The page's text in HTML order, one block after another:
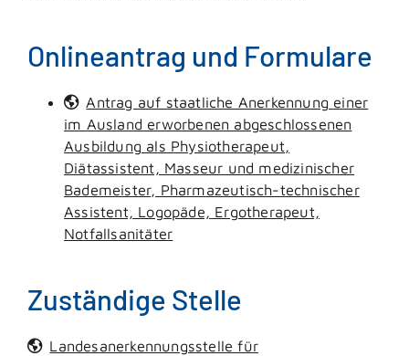
Onlineantrag und Formulare
Antrag auf staatliche Anerkennung einer
im Ausland erworbenen abgeschlossenen
Ausbildung als Physiotherapeut,
Diätassistent, Masseur und medizinischer
Bademeister, Pharmazeutisch-technischer
Assistent, Logopäde, Ergotherapeut,
Notfallsanitäter
Zuständige Stelle
Landesanerkennungsstelle für